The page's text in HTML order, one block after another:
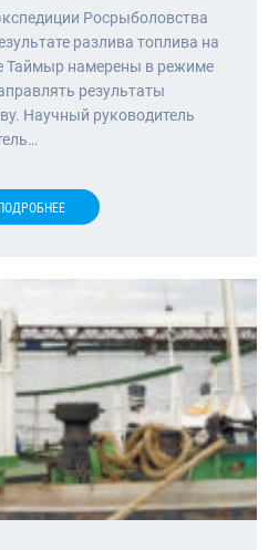
Росрыболовства
разлива топлива на
Таймыр намерены в режиме
результаты
Научный руководитель